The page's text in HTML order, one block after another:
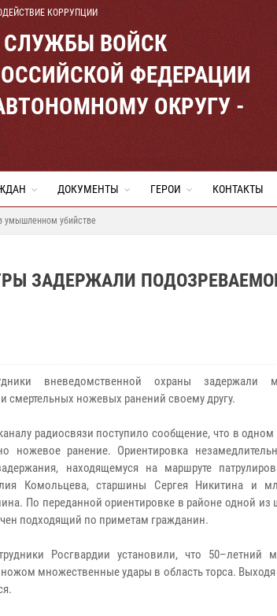
КОРРУПЦИИ
СЛУЖБЫ ВОЙСК
ФЕДЕРАЦИИ
ОКРУГУ -
ДОКУМЕНТЫ ГЕРОИ КОНТАКТЫ
умышленном убийстве
ЗАДЕРЖАЛИ
вневедомственной охраны задержали
смертельных ножевых ранений своему другу.
радиосвязи поступило сообщение, что в одном
ножевое ранение. Ориентировка
находящемуся на маршруте
Комольцева, старшины Сергея Никитина и
По переданной ориентировке в районе одной из
подходящий по приметам гражданин.
Росгвардии установили, что 50–летний
ножом множественные удары в областьторса.